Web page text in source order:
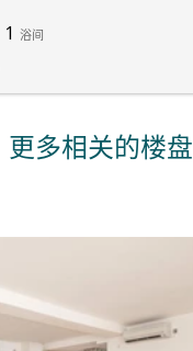
1 浴间
更多相关的楼盘